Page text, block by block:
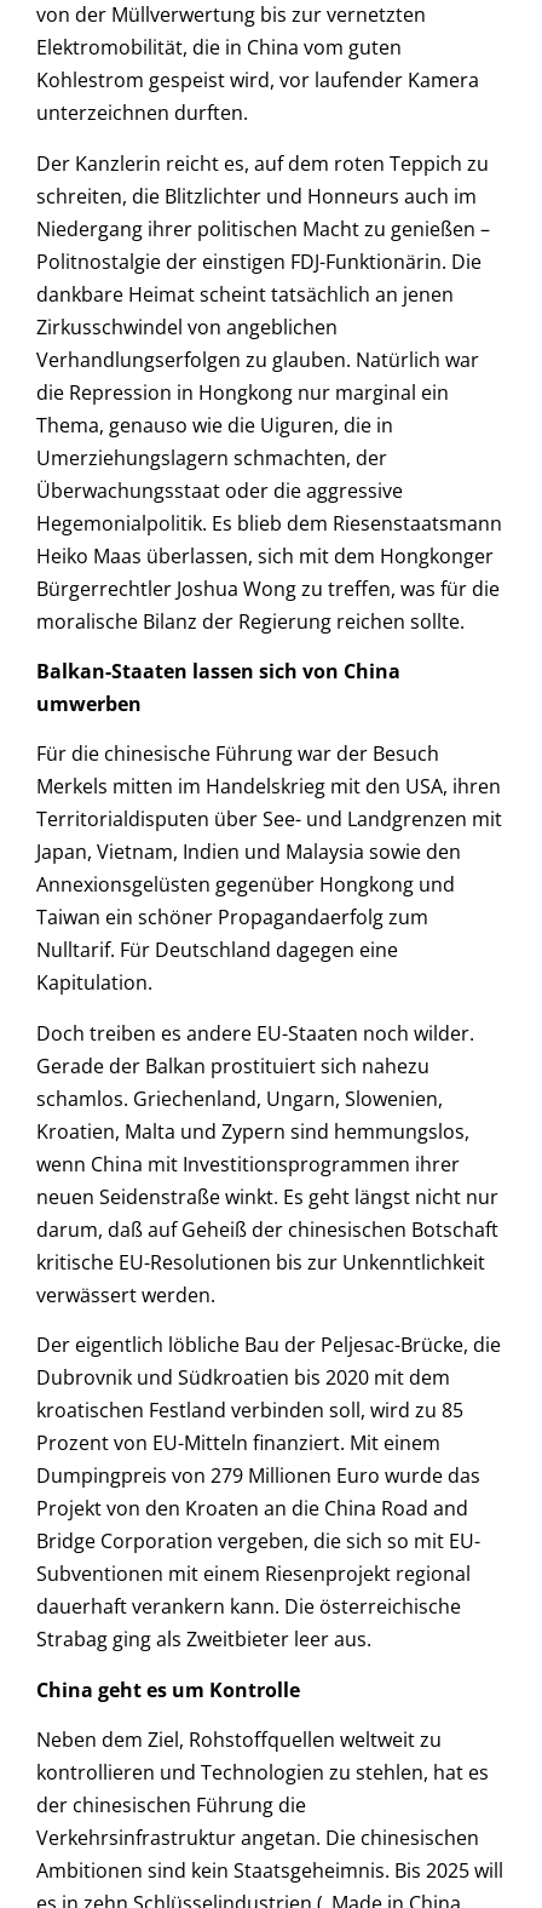
von der Müllverwertung bis zur vernetzten
Elektromobilität, die in China vom guten
Kohlestrom gespeist wird, vor laufender Kamera
unterzeichnen durften.
Der Kanzlerin reicht es, auf dem roten Teppich zu
schreiten, die Blitzlichter und Honneurs auch im
Niedergang ihrer politischen Macht zu genießen –
Politnostalgie der einstigen FDJ-Funktionärin. Die
dankbare Heimat scheint tatsächlich an jenen
Zirkusschwindel von angeblichen
Verhandlungserfolgen zu glauben. Natürlich war
die Repression in Hongkong nur marginal ein
Thema, genauso wie die Uiguren, die in
Umerziehungslagern schmachten, der
Überwachungsstaat oder die aggressive
Hegemonialpolitik. Es blieb dem Riesenstaatsmann
Heiko Maas überlassen, sich mit dem Hongkonger
Bürgerrechtler Joshua Wong zu treffen, was für die
moralische Bilanz der Regierung reichen sollte.
Balkan-Staaten lassen sich von China
umwerben
Für die chinesische Führung war der Besuch
Merkels mitten im Handelskrieg mit den USA, ihren
Territorialdisputen über See- und Landgrenzen mit
Japan, Vietnam, Indien und Malaysia sowie den
Annexionsgelüsten gegenüber Hongkong und
Taiwan ein schöner Propagandaerfolg zum
Nulltarif. Für Deutschland dagegen eine
Kapitulation.
Doch treiben es andere EU-Staaten noch wilder.
Gerade der Balkan prostituiert sich nahezu
schamlos. Griechenland, Ungarn, Slowenien,
Kroatien, Malta und Zypern sind hemmungslos,
wenn China mit Investitionsprogrammen ihrer
neuen Seidenstraße winkt. Es geht längst nicht nur
darum, daß auf Geheiß der chinesischen Botschaft
kritische EU-Resolutionen bis zur Unkenntlichkeit
verwässert werden.
Der eigentlich löbliche Bau der Peljesac-Brücke, die
Dubrovnik und Südkroatien bis 2020 mit dem
kroatischen Festland verbinden soll, wird zu 85
Prozent von EU-Mitteln finanziert. Mit einem
Dumpingpreis von 279 Millionen Euro wurde das
Projekt von den Kroaten an die China Road and
Bridge Corporation vergeben, die sich so mit EU-
Subventionen mit einem Riesenprojekt regional
dauerhaft verankern kann. Die österreichische
Strabag ging als Zweitbieter leer aus.
China geht es um Kontrolle
Neben dem Ziel, Rohstoffquellen weltweit zu
kontrollieren und Technologien zu stehlen, hat es
der chinesischen Führung die
Verkehrsinfrastruktur angetan. Die chinesischen
Ambitionen sind kein Staatsgeheimnis. Bis 2025 will